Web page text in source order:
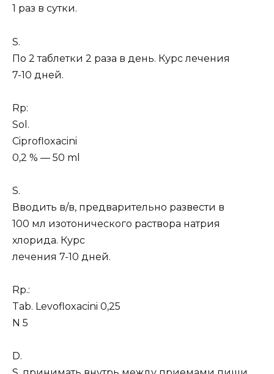
1 раз в сутки.
S.
По 2 таблетки 2 раза в день. Курс лечения
7-10 дней.
Rp:
Sol.
Ciprofloxacini
0,2 % — 50 ml
S.
Вводить в/в, предварительно развести в
100 мл изотонического раствора натрия
хлорида. Курс
лечения 7-10 дней.
Rp.:
Tab. Levofloxacini 0,25
N 5
D.